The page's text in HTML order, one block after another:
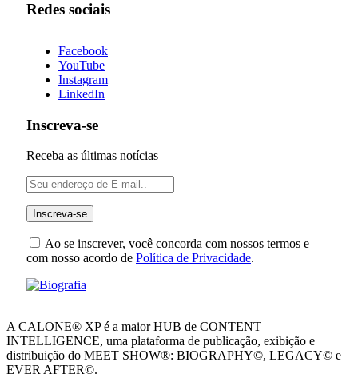
Redes sociais
Facebook
YouTube
Instagram
LinkedIn
Inscreva-se
Receba as últimas notícias
Ao se inscrever, você concorda com nossos termos e
com nosso acordo de Política de Privacidade.
A CALONE® XP é a maior HUB de CONTENT
INTELLIGENCE, uma plataforma de publicação, exibição e
distribuição do MEET SHOW®: BIOGRAPHY©, LEGACY© e
EVER AFTER©.